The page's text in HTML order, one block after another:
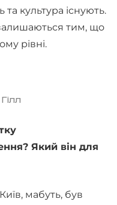
та культура існують.
залишаються тим, що
рівні.
Який він для
мабуть, був